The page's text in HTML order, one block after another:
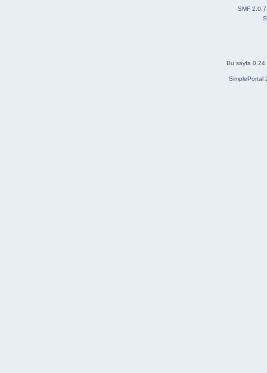
SMF 2.0.7
Bu sayfa 0.24
SimplePortal